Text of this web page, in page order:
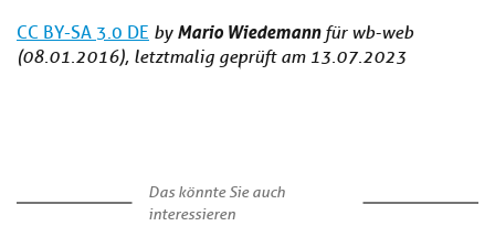
CC BY-SA 3.0 DE by Mario Wiedemannfür wb-web
(08.01.2016), letztmalig geprüft am 13.07.2023
Das könnte Sie auch
interessieren